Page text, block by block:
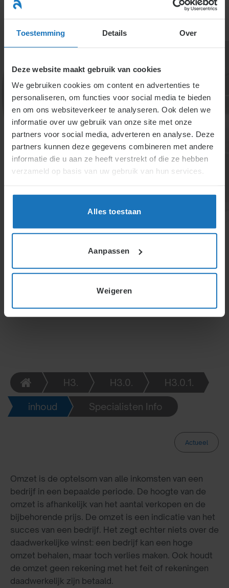
Toestemming Details Over
Deze website maakt gebruik van cookies
We gebruiken cookies om content en advertenties te
personaliseren, om functies voor social media te bieden
en om ons websiteverkeer te analyseren. Ook delen we
informatie over uw gebruik van onze site met onze
partners voor social media, adverteren en analyse. Deze
partners kunnen deze gegevens combineren met andere
informatie die u aan ze heeft verstrekt of die ze hebben
verzameld op basis van uw gebruik van hun services.
Alles toestaan
Aanpassen
Weigeren
naar
inhoud
Wat valt onder het
begrip omzet?
Omzet is de totale inkomsten van een bedrijf en
UWV een gedetailleerd financieel overzicht over de
afgelopen 18 maanden aanleveren, inclusief
H3. H3.0. H3.0.1.
inhoud Specialisten Info
Actueel
Omzet is de optelsom van alle inkomsten van een
bedrijf in een bepaalde periode. De hoogte van de
omzet is afhankelijk van het aantal verkopen en de
bijbehorende prijs. De omzet is een indicatie van het
succes van een bedrijf. Het zegt echter niets over de
daadwerkelijke winst: een bedrijf kan een hoge
omzet behalen, maar toch verlies maken. Ook houdt
de omzet geen rekening met het feit of rekeningen
daadwerkelijk zijn betaald.